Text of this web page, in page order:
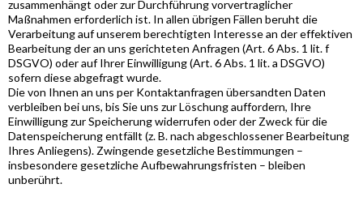
zusammenhängt oder zur Durchführung vorvertraglicher
Maßnahmen erforderlich ist. In allen übrigen Fällen beruht die
Verarbeitung auf unserem berechtigten Interesse an der effektiven
Bearbeitung der an uns gerichteten Anfragen (Art. 6 Abs. 1 lit. f
DSGVO) oder auf Ihrer Einwilligung (Art. 6 Abs. 1 lit. a DSGVO)
sofern diese abgefragt wurde.
Die von Ihnen an uns per Kontaktanfragen übersandten Daten
verbleiben bei uns, bis Sie uns zur Löschung auffordern, Ihre
Einwilligung zur Speicherung widerrufen oder der Zweck für die
Datenspeicherung entfällt (z. B. nach abgeschlossener Bearbeitung
Ihres Anliegens). Zwingende gesetzliche Bestimmungen –
insbesondere gesetzliche Aufbewahrungsfristen – bleiben
unberührt.